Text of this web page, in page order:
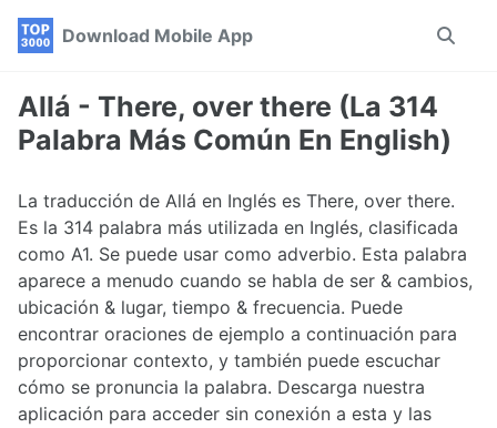
Skip
navigation
Skip
Skip
Download Mobile App
Toggle
Allá - There, over there (La 314
Palabra Más Común En English)
La traducción de Allá en Inglés es There, over there.
Es la 314 palabra más utilizada en Inglés, clasificada
como A1. Se puede usar como adverbio. Esta palabra
aparece a menudo cuando se habla de ser & cambios,
ubicación & lugar, tiempo & frecuencia. Puede
encontrar oraciones de ejemplo a continuación para
proporcionar contexto, y también puede escuchar
cómo se pronuncia la palabra. Descarga nuestra
aplicación para acceder sin conexión a esta y las